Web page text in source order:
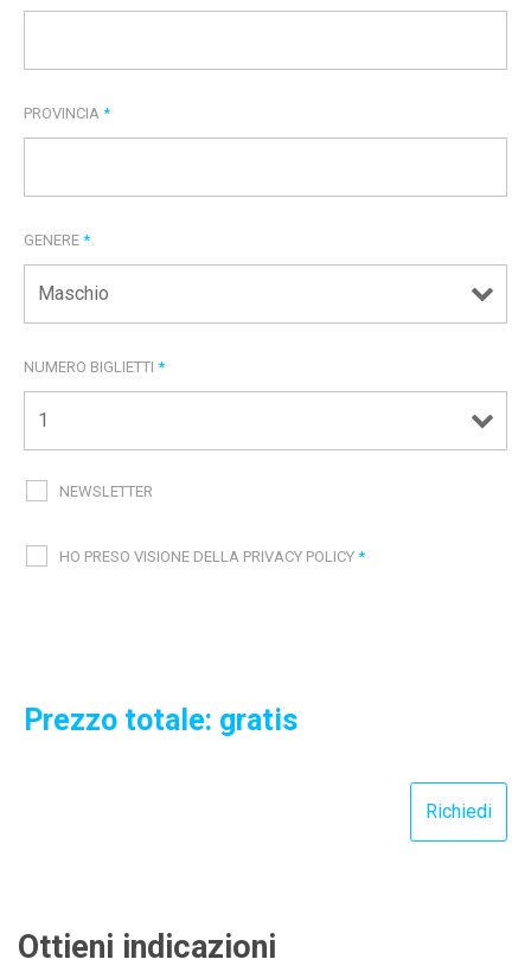
PROVINCIA *
GENERE *
NUMERO BIGLIETTI *
NEWSLETTER
HO PRESO VISIONE DELLA PRIVACY POLICY *
Prezzo totale: gratis
Ottieni indicazioni